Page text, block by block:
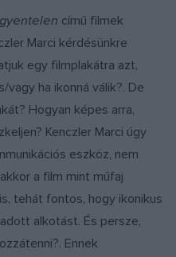
című filmek
Marci kérdésünkre
egy filmplakátra azt,
vagy ha ikonná válik?. De
Hogyan képes arra,
Kenczler Marci úgy
eszköz, nem
a film mint műfaj
tehát fontos, hogy ikonikus
alkotást. És persze,
Ennek